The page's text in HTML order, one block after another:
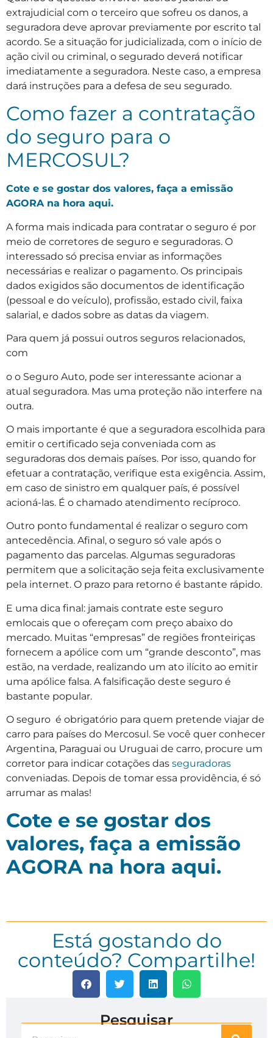
extrajudicial com o terceiro que sofreu os danos, a
seguradora deve aprovar previamente por escrito tal
acordo. Se a situação for judicializada, com o início de
ação civil ou criminal, o segurado deverá notificar
imediatamente a seguradora. Neste caso, a empresa
dará instruções para a defesa de seu segurado.
Como fazer a contratação
do seguro para o
MERCOSUL?
Cote e se gostar dos valores, faça a emissão
AGORA na hora aqui.
A forma mais indicada para contratar o seguro é por
meio de corretores de seguro e seguradoras. O
interessado só precisa enviar as informações
necessárias e realizar o pagamento. Os principais
dados exigidos são documentos de identificação
(pessoal e do veículo), profissão, estado civil, faixa
salarial, e dados sobre as datas da viagem.
Para quem já possui outros seguros relacionados,
com
o o Seguro Auto, pode ser interessante acionar a
atual seguradora. Mas uma proteção não interfere na
outra.
O mais importante é que a seguradora escolhida para
emitir o certificado seja conveniada com as
seguradoras dos demais países. Por isso, quando for
efetuar a contratação, verifique esta exigência. Assim,
em caso de sinistro em qualquer país, é possível
acioná-las. É o chamado atendimento recíproco.
Outro ponto fundamental é realizar o seguro com
antecedência. Afinal, o seguro só vale após o
pagamento das parcelas. Algumas seguradoras
permitem que a solicitação seja feita exclusivamente
pela internet. O prazo para retorno é bastante rápido.
E uma dica final: jamais contrate este seguro
emlocais que o ofereçam com preço abaixo do
mercado. Muitas “empresas” de regiões fronteiriças
fornecem a apólice com um “grande desconto”, mas
estão, na verdade, realizando um ato ilícito ao emitir
uma apólice falsa. A falsificação deste seguro é
bastante popular.
O seguro é obrigatório para quem pretende viajar de
carro para países do Mercosul. Se você quer conhecer
Argentina, Paraguai ou Uruguai de carro, procure um
corretor para indicar cotações das seguradoras
conveniadas. Depois de tomar essa providência, é só
arrumar as malas!
Cote e se gostar dos
valores, faça a emissão
AGORA na hora aqui.
Está gostando do
conteúdo? Compartilhe!
Pesquisar